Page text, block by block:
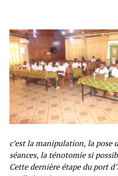
c’est la manipulation, la pose
séances, la ténotomie si
Cette dernière étape du port